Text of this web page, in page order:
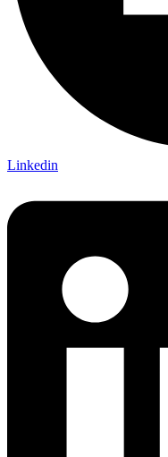
Linkedin